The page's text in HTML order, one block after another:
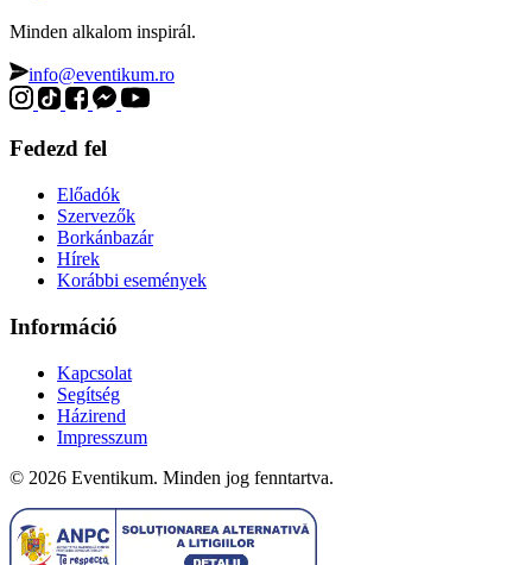
Minden alkalom inspirál.
info@eventikum.ro
Fedezd fel
Előadók
Szervezők
Borkánbazár
Hírek
Korábbi események
Információ
Kapcsolat
Segítség
Házirend
Impresszum
© 2026 Eventikum. Minden jog fenntartva.